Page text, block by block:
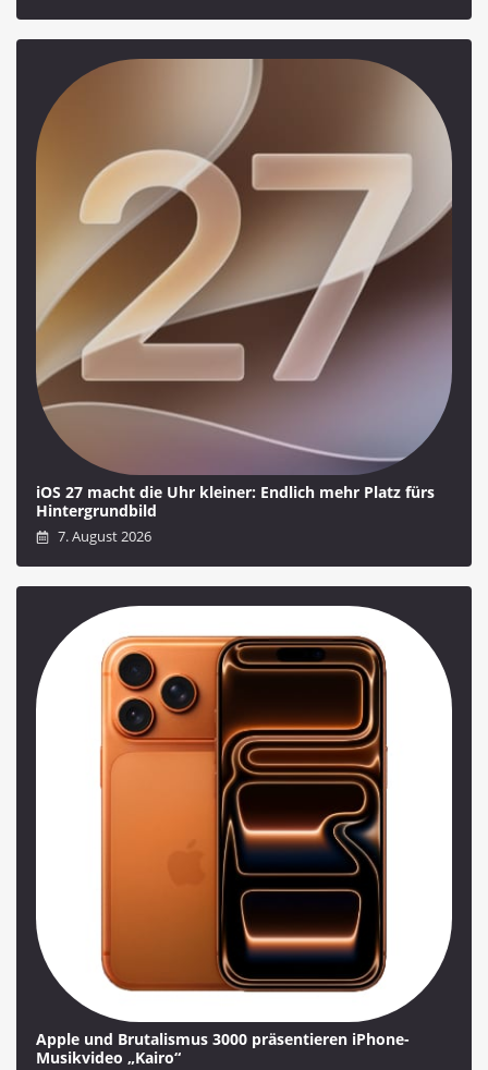
iOS 27 macht die Uhr kleiner: Endlich mehr Platz fürs
Hintergrundbild
7. August 2026
Apple und Brutalismus 3000 präsentieren iPhone-
Musikvideo „Kairo“